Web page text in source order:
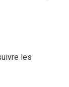
les